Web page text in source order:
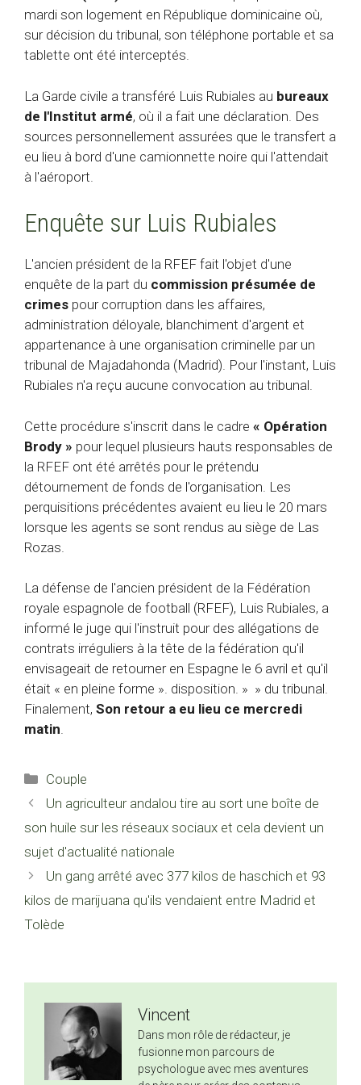
mardi son logement en République dominicaine où,
sur décision du tribunal, son téléphone portable et sa
tablette ont été interceptés.
La Garde civile a transféré Luis Rubiales au bureaux
de l'Institut armé, où il a fait une déclaration. Des
sources personnellement assurées que le transfert a
eu lieu à bord d'une camionnette noire qui l'attendait
à l'aéroport.
Enquête sur Luis Rubiales
L'ancien président de la RFEF fait l'objet d'une
enquête de la part du commission présumée de
crimes pour corruption dans les affaires,
administration déloyale, blanchiment d'argent et
appartenance à une organisation criminelle par un
tribunal de Majadahonda (Madrid). Pour l'instant, Luis
Rubiales n'a reçu aucune convocation au tribunal.
Cette procédure s'inscrit dans le cadre « Opération
Brody » pour lequel plusieurs hauts responsables de
la RFEF ont été arrêtés pour le prétendu
détournement de fonds de l'organisation. Les
perquisitions précédentes avaient eu lieu le 20 mars
lorsque les agents se sont rendus au siège de Las
Rozas.
La défense de l'ancien président de la Fédération
royale espagnole de football (RFEF), Luis Rubiales, a
informé le juge qui l'instruit pour des allégations de
contrats irréguliers à la tête de la fédération qu'il
envisageait de retourner en Espagne le 6 avril et qu'il
était « en pleine forme ». disposition. » » du tribunal.
Finalement, Son retour a eu lieu ce mercredi
matin.
Catégories
Couple
Un agriculteur andalou tire au sort une boîte de
son huile sur les réseaux sociaux et cela devient un
sujet d'actualité nationale
Un gang arrêté avec 377 kilos de haschich et 93
kilos de marijuana qu'ils vendaient entre Madrid et
Tolède
Vincent
Dans mon rôle de rédacteur, je
fusionne mon parcours de
psychologue avec mes aventures